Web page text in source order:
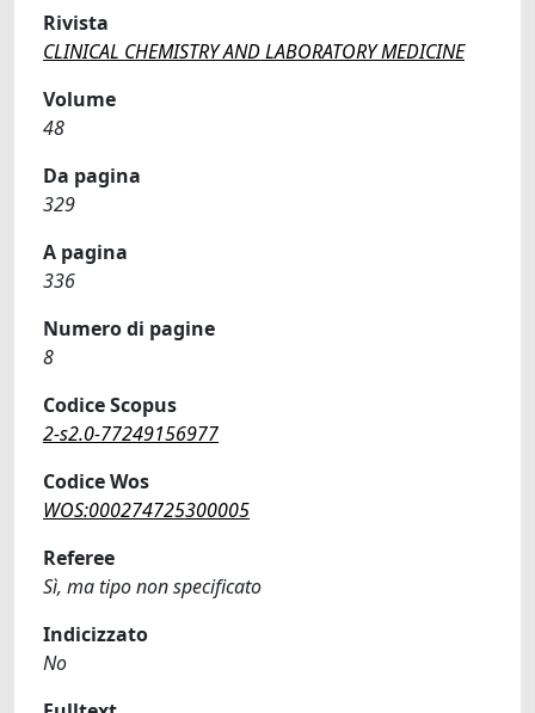
Rivista
CLINICAL CHEMISTRY AND LABORATORY MEDICINE
Volume
48
Da pagina
329
A pagina
336
Numero di pagine
8
Codice Scopus
2-s2.0-77249156977
Codice Wos
WOS:000274725300005
Referee
Sì, ma tipo non specificato
Indicizzato
No